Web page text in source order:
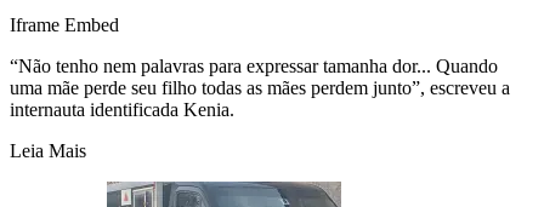
Iframe Embed
“Não tenho nem palavras para expressar tamanha dor... Quando
uma mãe perde seu filho todas as mães perdem junto”, escreveu a
internauta identificada Kenia.
Leia Mais